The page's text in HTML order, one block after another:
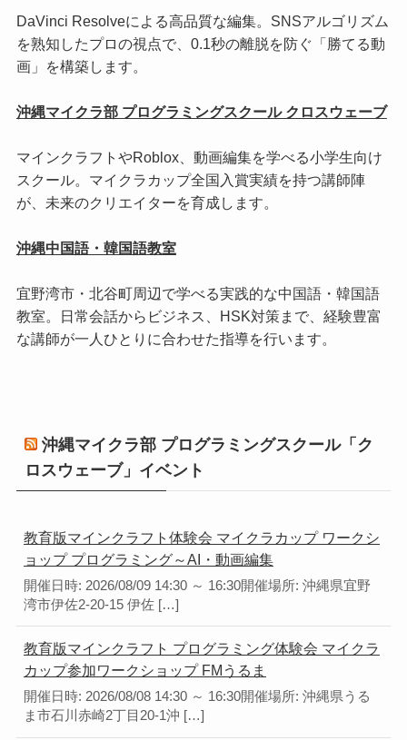
DaVinci Resolveによる高品質な編集。SNSアルゴリズム
を熟知したプロの視点で、0.1秒の離脱を防ぐ「勝てる動
画」を構築します。
沖縄マイクラ部 プログラミングスクール クロスウェーブ
マインクラフトやRoblox、動画編集を学べる小学生向け
スクール。マイクラカップ全国入賞実績を持つ講師陣
が、未来のクリエイターを育成します。
沖縄中国語・韓国語教室
宜野湾市・北谷町周辺で学べる実践的な中国語・韓国語
教室。日常会話からビジネス、HSK対策まで、経験豊富
な講師が一人ひとりに合わせた指導を行います。
沖縄マイクラ部 プログラミングスクール「ク
ロスウェーブ」イベント
教育版マインクラフト体験会 マイクラカップ ワークシ
ョップ プログラミング～AI・動画編集
開催日時: 2026/08/09 14:30 ～ 16:30開催場所: 沖縄県宜野
湾市伊佐2-20-15 伊佐 […]
教育版マインクラフト プログラミング体験会 マイクラ
カップ参加ワークショップ FMうるま
開催日時: 2026/08/08 14:30 ～ 16:30開催場所: 沖縄県うる
ま市石川赤崎2丁目20-1沖 […]